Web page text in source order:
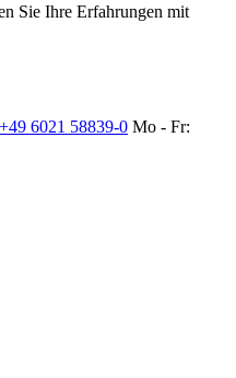
Sie Ihre Erfahrungen mit
+49 6021 58839-0 Mo - Fr: